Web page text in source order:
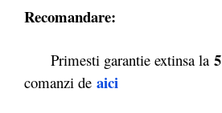
Recomandare:
Primesti garantie extinsa la
comanzi de aici